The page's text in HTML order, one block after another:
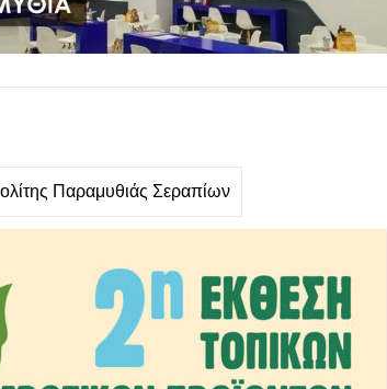
Παραμυθιάς Σεραπίων